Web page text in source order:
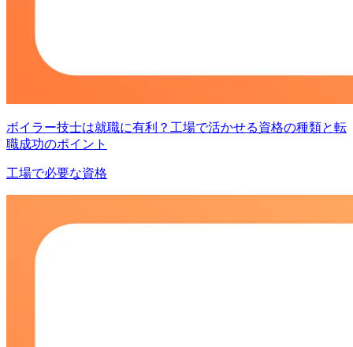
ボイラー技士は就職に有利？工場で活かせる資格の種類と転
職成功のポイント
工場で必要な資格